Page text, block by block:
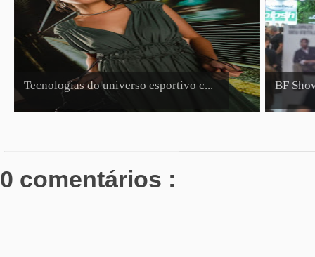
Tecnologias do universo esportivo c... BF
0 comentários :